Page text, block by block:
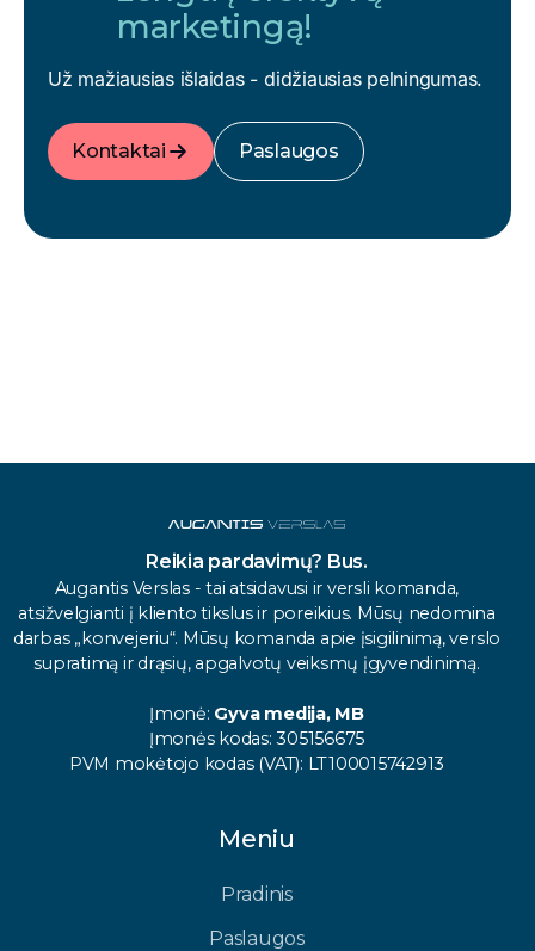
marketingą!
Už mažiausias išlaidas - didžiausias pelningumas.
Kontaktai Paslaugos
Reikia pardavimų? Bus.
Augantis Verslas - tai atsidavusi ir versli komanda,
atsižvelgianti į kliento tikslus ir poreikius. Mūsų nedomina
darbas „konvejeriu“. Mūsų komanda apie įsigilinimą, verslo
supratimą ir drąsių, apgalvotų veiksmų įgyvendinimą.
Įmonė: Gyva medija, MB
Įmonės kodas: 305156675
PVM mokėtojo kodas (VAT): LT100015742913
Meniu
Pradinis
Paslaugos